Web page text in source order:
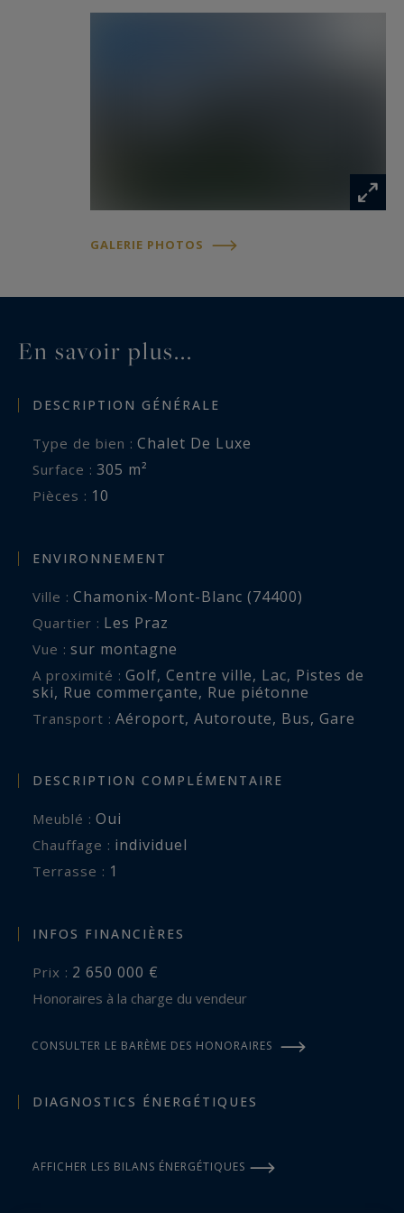
trois chambres supplémentaires avec salles de
La propriété comprend également deux saunas,
créer une résidence sur mesure dans un cadre
vues exceptionnelles et proximité du centre-ville.
Le télécabine de la Flégère et le centre de
mètres de la propriété.
Pour plus de renseignements, veuillez contacter
Joanna Jurgielewicz chez Chamonix Sotheby's
International Realty au ‭+33 7 72 44 26 79.
GALERIE PHOTOS
En savoir plus...
DESCRIPTION GÉNÉRALE
Type de bien : Chalet De Luxe
Surface : 305 m²
Pièces : 10
ENVIRONNEMENT
Ville : Chamonix-Mont-Blanc (74400)
Quartier : Les Praz
Vue : sur montagne
A proximité : Golf, Centre ville, Lac, Pistes de
ski, Rue commerçante, Rue piétonne
Transport : Aéroport, Autoroute, Bus, Gare
DESCRIPTION COMPLÉMENTAIRE
Meublé : Oui
Chauffage : individuel
terrasse : 1
INFOS FINANCIÈRES
Prix : 2 650 000 €
Honoraires à la charge du vendeur
CONSULTER LE BARÈME DES HONORAIRES
DIAGNOSTICS ÉNERGÉTIQUES
AFFICHER LES BILANS ÉNERGÉTIQUES